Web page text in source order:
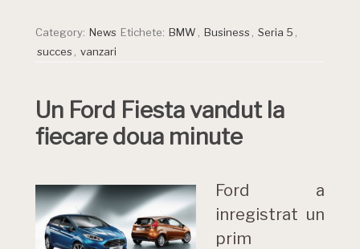
Category: News Etichete: BMW Business Seria 5
succes
vanzari
Un Ford Fiesta vandut la
fiecare doua minute
Ford a
inregistrat un
prim